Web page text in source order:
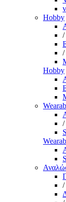
Hobby
/
/
Hobby
/
/